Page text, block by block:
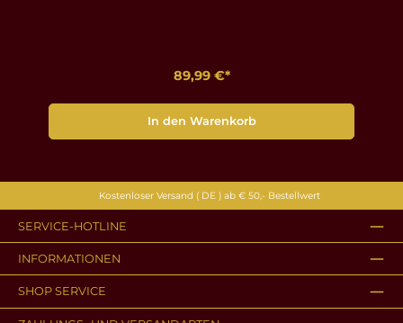
89,99 €*
In den Warenkorb
Kostenloser Versand ( DE ) ab € 50,- Bestellwert
SERVICE-HOTLINE
INFORMATIONEN
SHOP SERVICE